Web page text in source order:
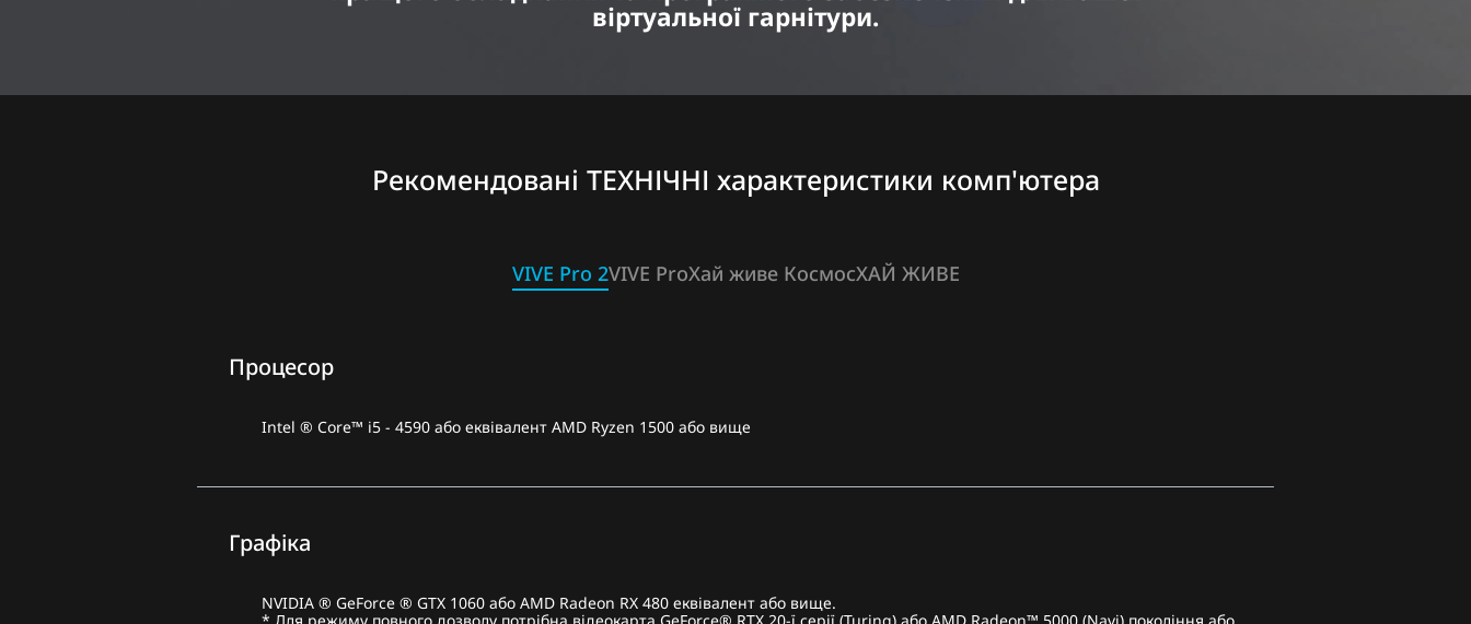
віртуальної гарнітури.
Рекомендовані ТЕХНІЧНІ характеристики комп'ютера
VIVE Pro 2VIVE ProХай живе КосмосХАЙ ЖИВЕ
Процесор
Intel ® Core™ i5 - 4590 або еквівалент AMD Ryzen 1500 або вище
Графіка
NVIDIA ® GeForce ® GTX 1060 або AMD Radeon RX 480 еквівалент або вище.
* Для режиму повного дозволу потрібна відеокарта GeForce® RTX 20-ї серії (Turing) або AMD Radeon™ 5000 (Navi) покоління або